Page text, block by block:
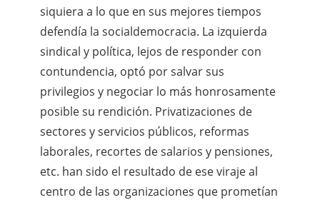
siquiera a lo que en sus mejores tiempos
defendía la socialdemocracia. La izquierda
sindical y política, lejos de responder con
contundencia, optó por salvar sus
privilegios y negociar lo más honrosamente
posible su rendición. Privatizaciones de
sectores y servicios públicos, reformas
laborales, recortes de salarios y pensiones,
etc. han sido el resultado de ese viraje al
centro de las organizaciones que prometían